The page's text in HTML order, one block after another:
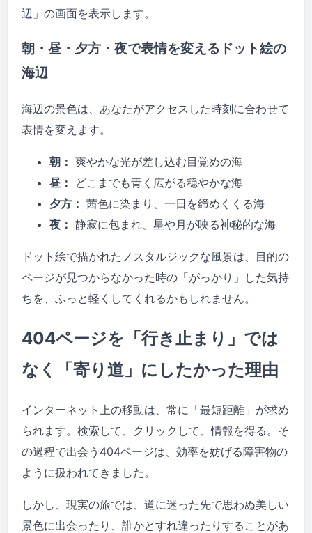
辺」の画面を表示します。
朝・昼・夕方・夜で表情を変えるドット絵の
海辺
海辺の景色は、あなたがアクセスした時刻に合わせて
表情を変えます。
朝： 爽やかな光が差し込む目覚めの海
昼：
どこまでも青く広がる穏やかな海
夕方： 茜色に染まり、一日を締めくくる海
夜： 静寂に包まれ、星や月が映る神秘的な海
ドット絵で描かれたノスタルジックな風景は、目的の
ページが見つからなかった時の「がっかり」した気持
ちを、ふっと軽くしてくれるかもしれません。
404ページを「行き止まり」では
なく「寄り道」にしたかった理由
インターネット上の移動は、常に「最短距離」が求め
られます。検索して、クリックして、情報を得る。そ
の過程で出会う404ページは、効率を妨げる障害物の
ように扱われてきました。
しかし、現実の旅では、道に迷った先で思わぬ美しい
景色に出会ったり、誰かとすれ違ったりすることがあ